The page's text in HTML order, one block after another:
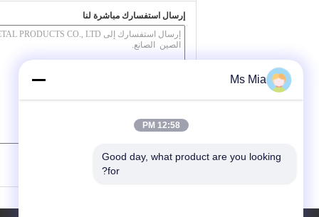
إرسال استفسارك مباشرة لنا
Ms Mia
12:58 PM
Good day, what product are you looking
for?